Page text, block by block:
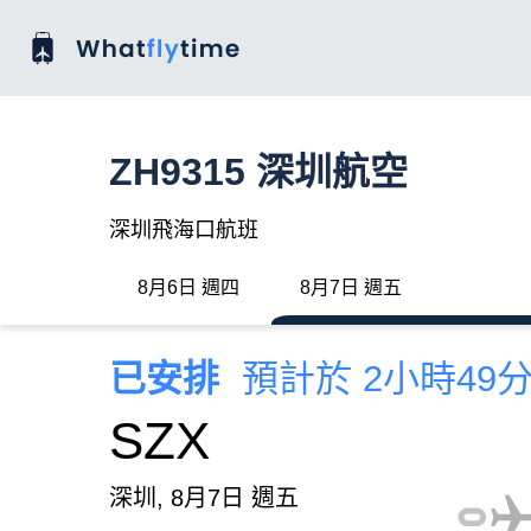
ZH9315 深圳航空
深圳飛海口航班
8月6日 週四 8月7日 週五
已安排 預計於 2小時49
SZX
深圳, 8月7日 週五